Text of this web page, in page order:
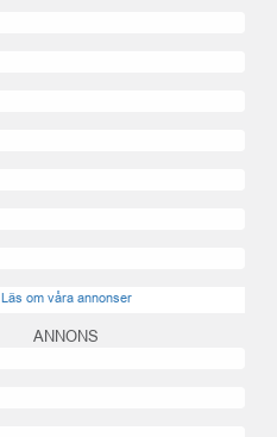
Läs om våra annonser
ANNONS